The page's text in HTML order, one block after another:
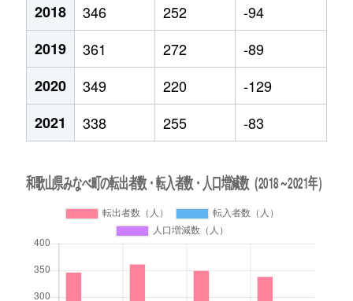
2018
346 252
-94
2019
361 272
-89
2020
349 220
-129
2021
338 255 -83